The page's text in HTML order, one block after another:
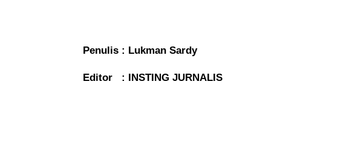
Penulis : Lukman Sardy
Editor : INSTING JURNALIS